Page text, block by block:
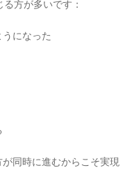
方が多いです：
になった
同時に進むからこそ実現